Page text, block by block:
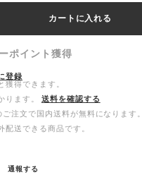
カートに入れる
ポイント 獲得
登録
獲得できます。
ます。
送料を確認する
注文で国内送料が無料になります。
送できる商品です。
通報する